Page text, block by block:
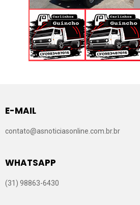
E-MAIL
contato@asnoticiasonline.com.br.br
WHATSAPP
(31) 98863-6430